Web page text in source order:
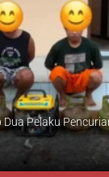
Dua Pelaku